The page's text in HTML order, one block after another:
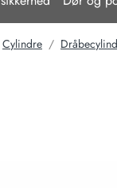
Cylindre